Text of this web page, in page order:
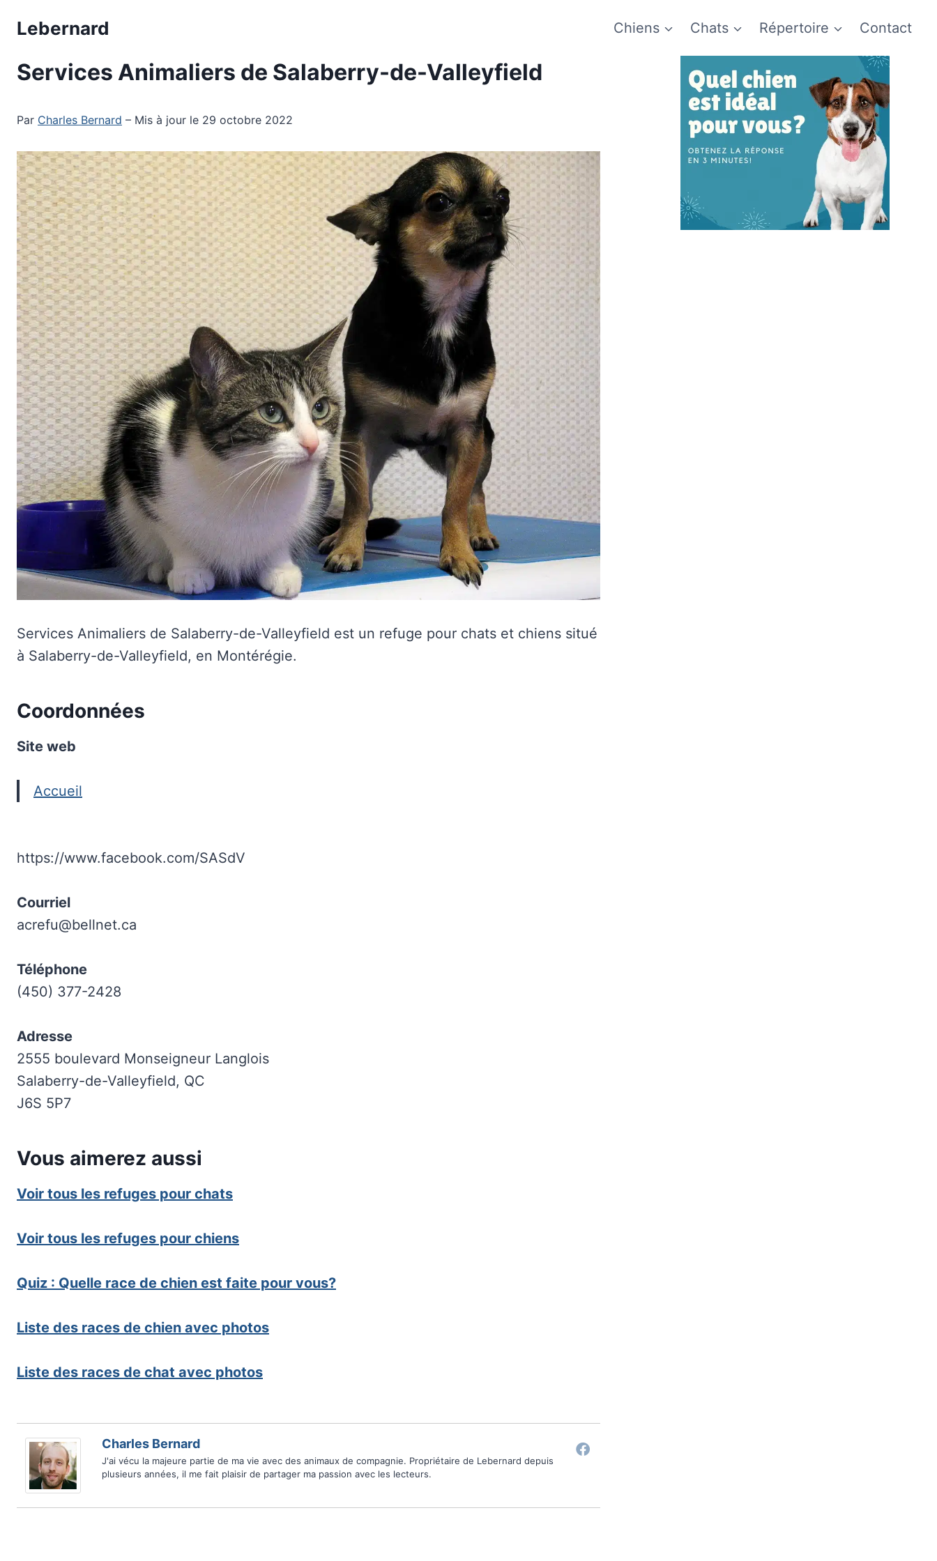
Lebernard Chiens Chats Répertoire Contact
Services Animaliers de Salaberry-de-Valleyfield
Par Charles Bernard – Mis à jour le 29 octobre 2022
Services Animaliers de Salaberry-de-Valleyfield est un refuge pour chats et chiens situé
à Salaberry-de-Valleyfield, en Montérégie.
Coordonnées
Site web
Accueil
https://www.facebook.com/SASdV
Courriel
acrefu@bellnet.ca
Téléphone
(450) 377-2428
Adresse
2555 boulevard Monseigneur Langlois
Salaberry-de-Valleyfield, QC
J6S 5P7
Vous aimerez aussi
Voir tous les refuges pour chats
Voir tous les refuges pour chiens
Quiz : Quelle race de chien est faite pour vous?
Liste des races de chien avec photos
Liste des races de chat avec photos
Charles Bernard
J'ai vécu la majeure partie de ma vie avec des animaux de compagnie. Propriétaire de Lebernard depuis
plusieurs années, il me fait plaisir de partager ma passion avec les lecteurs.